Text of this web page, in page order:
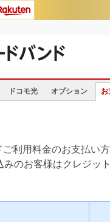
ドコモ光 オプション お
利用料金のお支払い
のお客様はクレジッ